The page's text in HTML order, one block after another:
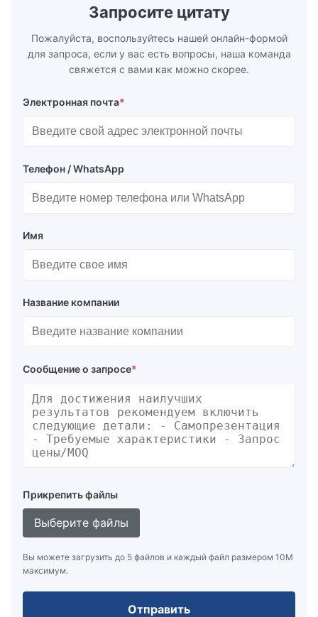
Запросите цитату
Пожалуйста, воспользуйтесь нашей онлайн-формой
для запроса, если у вас есть вопросы, наша команда
свяжется с вами как можно скорее.
Электронная почта*
Телефон / WhatsApp
Имя
Название компании
Сообщение о запросе*
Прикрепить файлы
Выберите файлы
Вы можете загрузить до 5 файлов и каждый файл размером 10M
максимум.
Отправить